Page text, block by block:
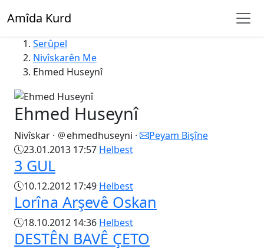
Amîda Kurd
Serûpel
Nivîskarên Me
Ehmed Huseynî
Ehmed Huseynî
Nivîskar · ehmedhuseyni ·
Peyam Bişîne
23.01.2013 17:57 Helbest
3 GUL
10.12.2012 17:49 Helbest
Lorîna Arşevê Oskan
18.10.2012 14:36 Helbest
DESTÊN BAVÊ ÇETO